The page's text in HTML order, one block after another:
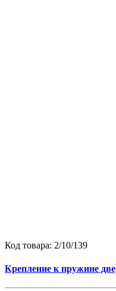
Код товара: 2/10/139
Крепление к пружине